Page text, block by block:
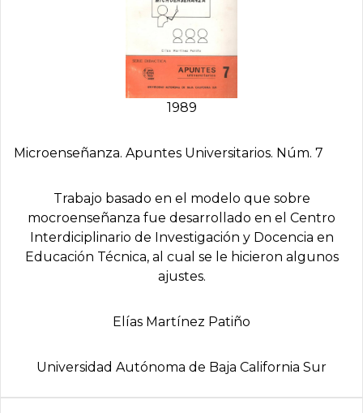
1989
Microenseñanza. Apuntes Universitarios. Núm. 7
Trabajo basado en el modelo que sobre
mocroenseñanza fue desarrollado en el Centro
Interdiciplinario de Investigación y Docencia en
Educación Técnica, al cual se le hicieron algunos
ajustes.
Elí­as Martí­nez Patiño
Universidad Autónoma de Baja California Sur